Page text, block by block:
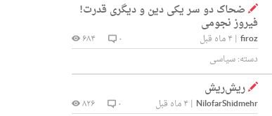
ضحاک دو سر یکی دین و دیگری قدرت!
فیروز نجومی
firoz
| ۴ ماه قبل ۰
۶۸۴
دسته:سیاسی
ریش‌ریش
NilofarShidmehr
| ۴ ماه قبل ۰
۸۲۶